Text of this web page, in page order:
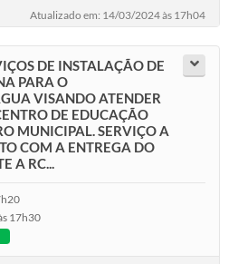
Atualizado em: 14/03/2024 às 17h04
DE INSTALAÇÃO DE
PARA O
VISANDO ATENDER
DE EDUCAÇÃO
MUNICIPAL. SERVIÇO A
COM A ENTREGA DO
A RC...
17h30